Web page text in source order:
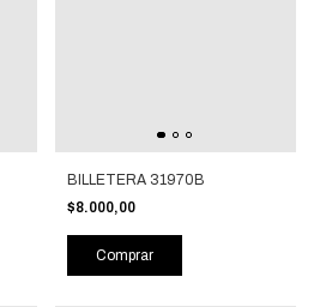
BILLETERA 31970B
$8.000,00
Comprar